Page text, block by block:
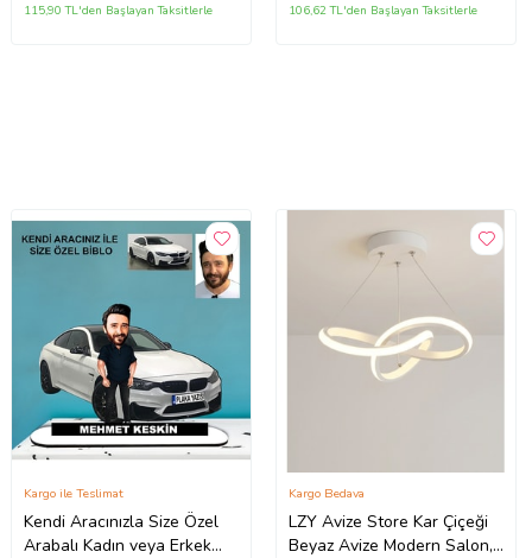
115,90 TL'den Başlayan Taksitlerle 106,62 TL'den Başlayan Taksitlerle
Kendi Aracınızla Size Özel
Arabalı Kadın veya Erkek
Kargo ile Teslimat
LZY Avize Store Kar Çiçeği
Beyaz Avize Modern Salon,
Kargo Bedava